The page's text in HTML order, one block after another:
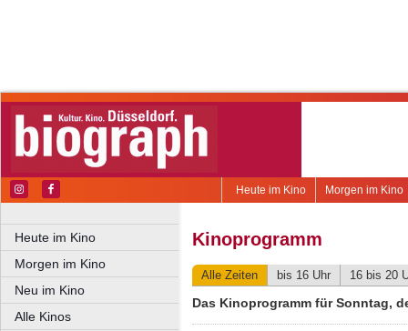
Morgen im Kino
Heute im Kino
Heute im Kino
Morgen im Kino
Neu im Kino
Alle Kinos
Kinoprogramm
Alle Zeiten bis 16 Uhr 16 bis 20
Das Kinoprogramm für Sonntag,